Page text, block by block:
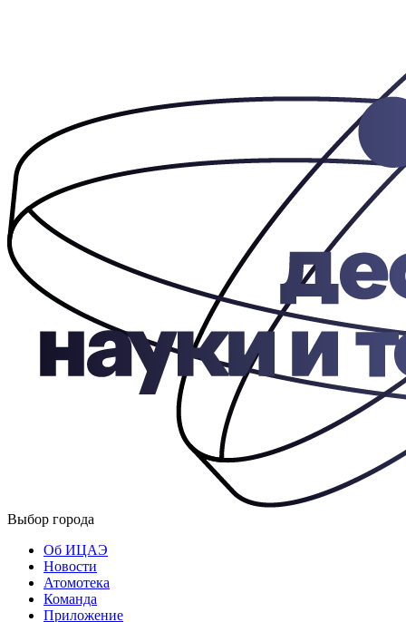
Выбор города
Об ИЦАЭ
Новости
Атомотека
Команда
Приложение